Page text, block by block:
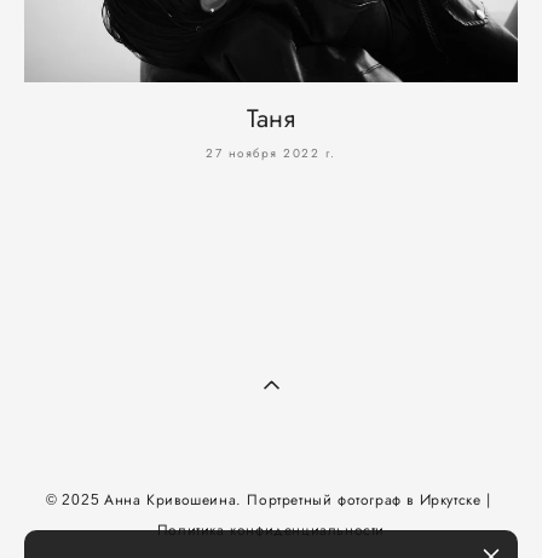
Таня
27 ноября 2022 г.
© 2025Анна Кривошеина. Портретный фотограф в Иркутске |
Политика конфиденциальности